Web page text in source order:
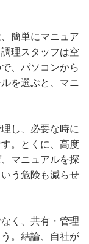
簡単にマニュア
理スタッフは空
、パソコンから
を選ぶと、マニ
し、必要な時に
。とくに、高度
マニュアルを探
う危険も減らせ
く、共有・管理
。結論、自社が